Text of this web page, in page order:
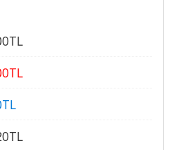
TL
TL
TL
TL